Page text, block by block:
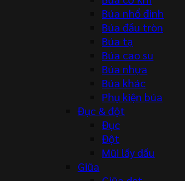
Búa nhổ đinh
Búa đầu tròn
Búa tạ
Búa cao su
Búa nhựa
Búa khác
Phụ kiện búa
Đục & đột
Đục
Đột
Mũi lấy dấu
Giũa